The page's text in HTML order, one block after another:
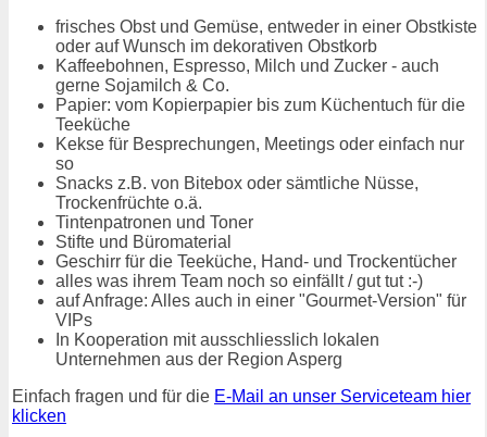
frisches Obst und Gemüse, entweder in einer Obstkiste
oder auf Wunsch im dekorativen Obstkorb
Kaffeebohnen, Espresso, Milch und Zucker - auch
gerne Sojamilch & Co.
Papier: vom Kopierpapier bis zum Küchentuch für die
Teeküche
Kekse für Besprechungen, Meetings oder einfach nur
so
Snacks z.B. von Bitebox oder sämtliche Nüsse,
Trockenfrüchte o.ä.
Tintenpatronen und Toner
Stifte und Büromaterial
Geschirr für die Teeküche, Hand- und Trockentücher
alles was ihrem Team noch so einfällt / gut tut :-)
auf Anfrage: Alles auch in einer "Gourmet-Version" für
VIPs
In Kooperation mit ausschliesslich lokalen
Unternehmen aus der Region Asperg
Einfach fragen und für die E-Mail an unser Serviceteam hier
klicken